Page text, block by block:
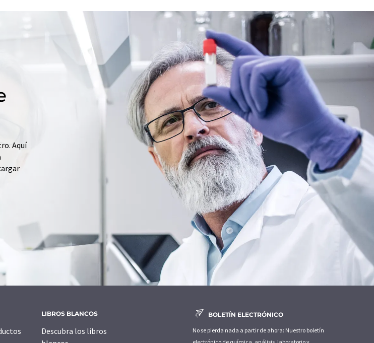
Aquí
LIBROS BLANCOS
Descubra los libros
BOLETÍN ELECTRÓNICO
No se pierda nada a partir de ahora: Nuestro boletín